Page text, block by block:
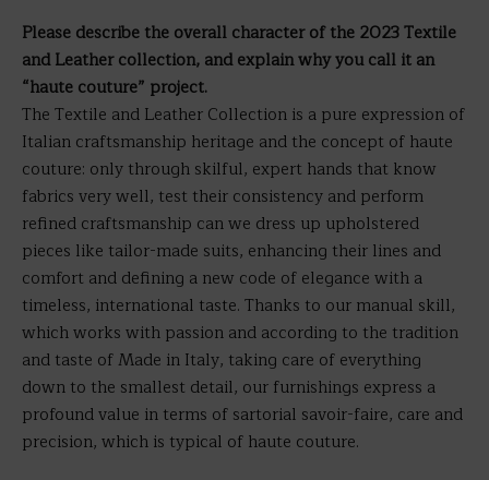
Please describe the overall character of the 2023 Textile
and Leather collection, and explain why you call it an
“haute couture” project.
The Textile and Leather Collection is a pure expression of
Italian craftsmanship heritage and the concept of haute
couture: only through skilful, expert hands that know
fabrics very well, test their consistency and perform
refined craftsmanship can we dress up upholstered
pieces like tailor-made suits, enhancing their lines and
comfort and defining a new code of elegance with a
timeless, international taste. Thanks to our manual skill,
which works with passion and according to the tradition
and taste of Made in Italy, taking care of everything
down to the smallest detail, our furnishings express a
profound value in terms of sartorial savoir-faire, care and
precision, which is typical of haute couture.